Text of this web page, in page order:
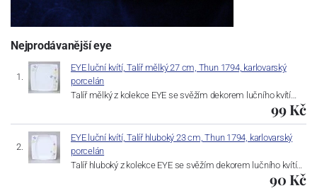
Nejprodávanější eye
EYE luční kvítí, Talíř mělký 27 cm, Thun 1794, karlovarský
porcelán
Talíř mělký z kolekce EYE se svěžím dekorem lučního kvítí…
99 Kč
EYE luční kvítí, Talíř hluboký 23 cm, Thun 1794, karlovarský
porcelán
Talíř hluboký z kolekce EYE se svěžím dekorem lučního kvítí…
90 Kč